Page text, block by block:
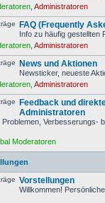
Administratoren
FAQ (Frequently
Info zu häufig gestellten
Administratoren
News und Aktionen
Newsticker, neueste
Administratoren
Feedback und
Administratoren
Verbesserungs-
Moderatoren
Vorstellungen
Willkommen!